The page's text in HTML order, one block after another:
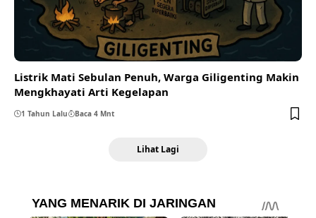
Listrik Mati Sebulan Penuh, Warga Giligenting Makin
Mengkhayati Arti Kegelapan
1 Tahun Lalu Baca 4 Mnt
Lihat Lagi